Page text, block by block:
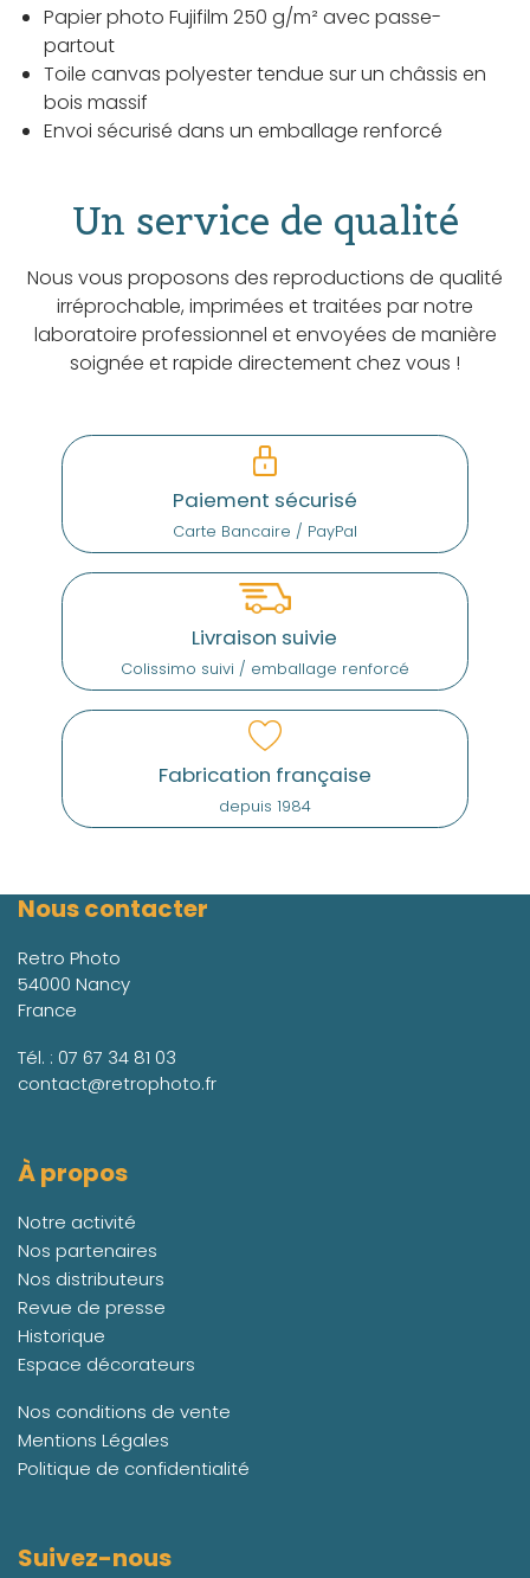
Papier photo Fujifilm 250 g/m² avec passe-
partout
Toile canvas polyester tendue sur un châssis en
bois massif
Envoi sécurisé dans un emballage renforcé
Un service de qualité
Nous vous proposons des reproductions de qualité
irréprochable, imprimées et traitées par notre
laboratoire professionnel et envoyées de manière
soignée et rapide directement chez vous !
Paiement sécurisé
Carte Bancaire / PayPal
Livraison suivie
Colissimo suivi / emballage renforcé
Fabrication française
depuis 1984
Nous contacter
Retro Photo
54000 Nancy
France
Tél. : 07 67 34 81 03
contact@retrophoto.fr
À propos
Notre activité
Nos partenaires
Nos distributeurs
Revue de presse
Historique
Espace décorateurs
Nos conditions de vente
Mentions Légales
Politique de confidentialité
Suivez-nous